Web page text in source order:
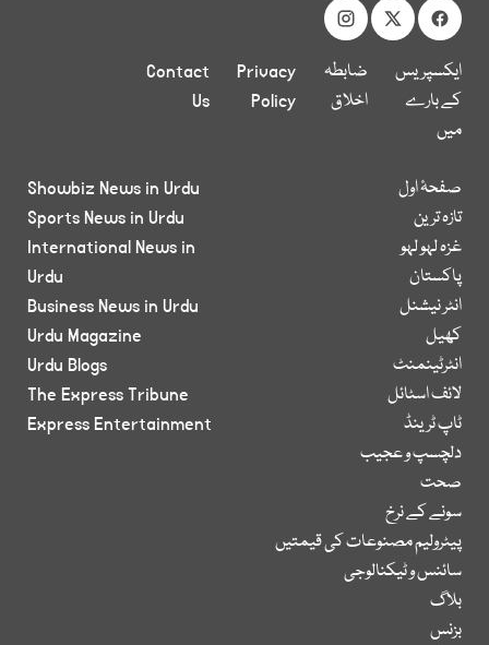
ایکسپریس
کے بارے
میں
ضابطہ
اخلاق
Privacy
Policy
Contact
Us
صفحۂ اول
تازہ ترین
غزہ لہو لہو
پاکستان
انٹر نیشنل
کھیل
انٹرٹینمنٹ
لائف اسٹائل
ٹاپ ٹرینڈ
دلچسپ و عجیب
صحت
سونے کے نرخ
پیٹرولیم مصنوعات کی قیمتیں
سائنس و ٹیکنالوجی
بلاگ
بزنس
Showbiz News in Urdu
Sports News in Urdu
International News in
Urdu
Business News in Urdu
Urdu Magazine
Urdu Blogs
The Express Tribune
Express Entertainment